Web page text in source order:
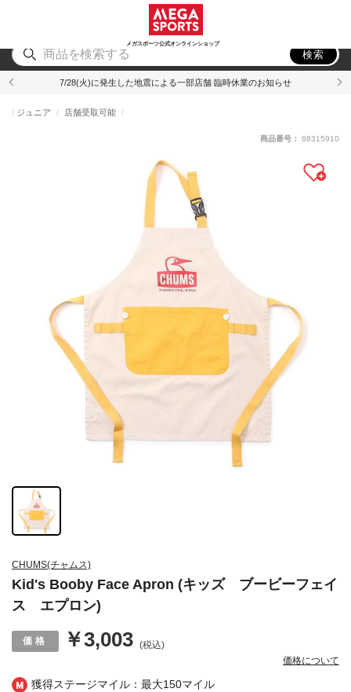
メガスポーツ公式オンラインショップ
アウトドア
検索
7/28(火)に発生した地震による一部店舗 臨時休業のお知らせ
獲得ステージマイル：最大150マイル
CHUMS(チャムス)
Kid's Booby Face Apron (キッズ ブービーフェイ
ス エプロン)
ジュニア 店舗受取可能
￥3,003 (税込)
価格について
商品番号： 68315910